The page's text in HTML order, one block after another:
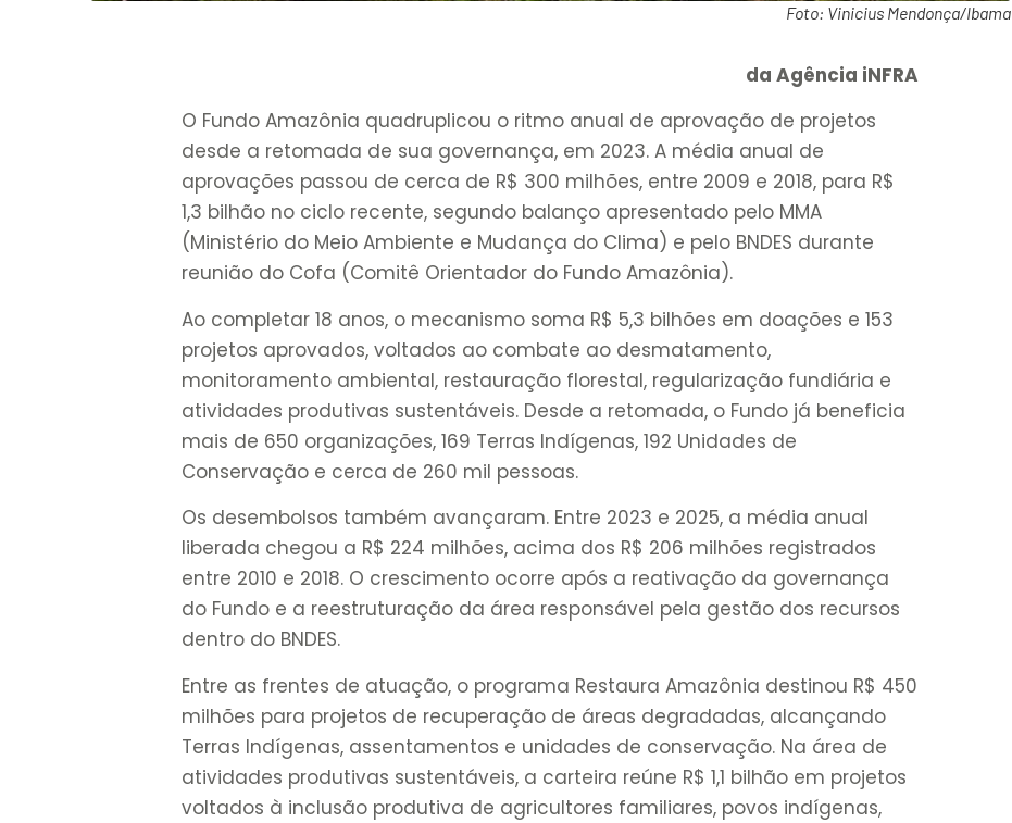
Foto: Vinicius Mendonça/Ibama
da Agência iNFRA
O Fundo Amazônia quadruplicou o ritmo anual de aprovação de projetos
desde a retomada de sua governança, em 2023. A média anual de
aprovações passou de cerca de R$ 300 milhões, entre 2009 e 2018, para R$
1,3 bilhão no ciclo recente, segundo balanço apresentado pelo MMA
(Ministério do Meio Ambiente e Mudança do Clima) e pelo BNDES durante
reunião do Cofa (Comitê Orientador do Fundo Amazônia).
Ao completar 18 anos, o mecanismo soma R$ 5,3 bilhões em doações e 153
projetos aprovados, voltados ao combate ao desmatamento,
monitoramento ambiental, restauração florestal, regularização fundiária e
atividades produtivas sustentáveis. Desde a retomada, o Fundo já beneficia
mais de 650 organizações, 169 Terras Indígenas, 192 Unidades de
Conservação e cerca de 260 mil pessoas.
Os desembolsos também avançaram. Entre 2023 e 2025, a média anual
liberada chegou a R$ 224 milhões, acima dos R$ 206 milhões registrados
entre 2010 e 2018. O crescimento ocorre após a reativação da governança
do Fundo e a reestruturação da área responsável pela gestão dos recursos
dentro do BNDES.
Entre as frentes de atuação, o programa Restaura Amazônia destinou R$ 450
milhões para projetos de recuperação de áreas degradadas, alcançando
Terras Indígenas, assentamentos e unidades de conservação. Na área de
atividades produtivas sustentáveis, a carteira reúne R$ 1,1 bilhão em projetos
voltados à inclusão produtiva de agricultores familiares, povos indígenas,